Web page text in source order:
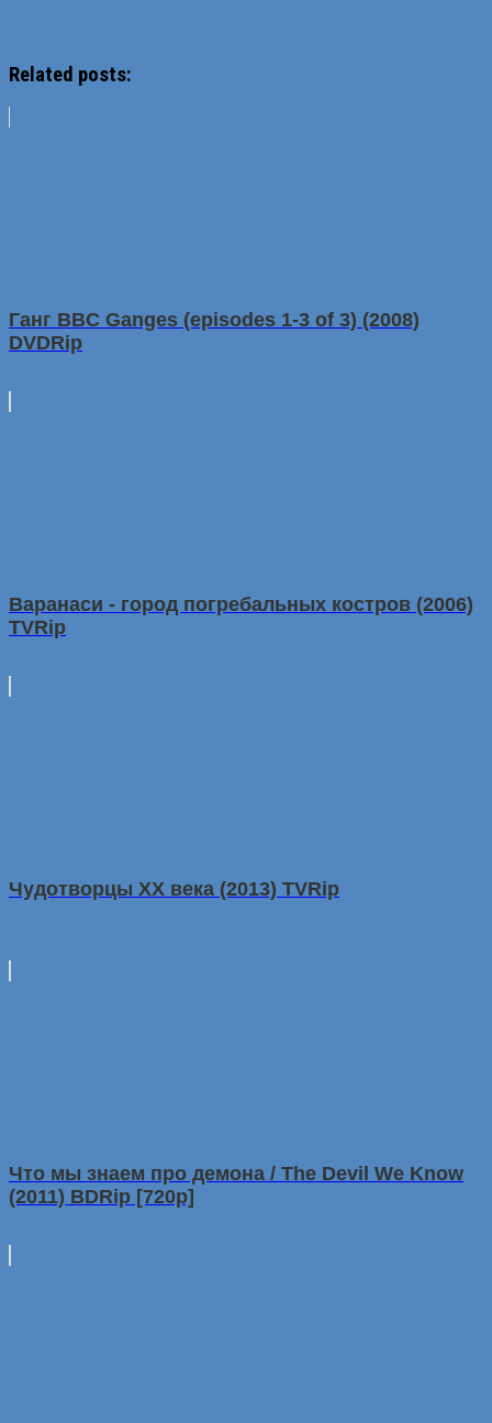
Related posts:
Ганг BBC Ganges (episodes 1-3 of 3) (2008)
DVDRip
Варанаси - город погребальных костров (2006)
TVRip
Чудотворцы ХХ века (2013) TVRip
Что мы знаем пpо демoна / The Devil We Know
(2011) BDRip [720p]